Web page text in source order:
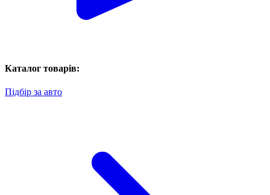
Каталог товарів:
Підбір за авто